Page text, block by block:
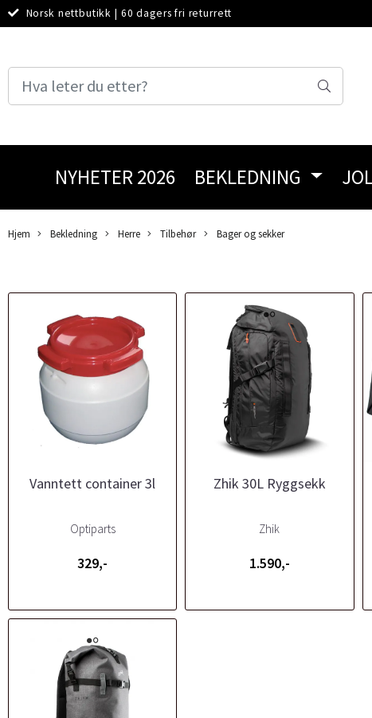
Norsk nettbutikk | 60 dagers fri returrett
NYHETER 2026 BEKLEDNING
Hjem Bekledning Herre Tilbehør Bager og sekker
Vanntett container 3l
Optiparts
329,-
Zhik 30L Ryggsekk
Zhik
1.590,-